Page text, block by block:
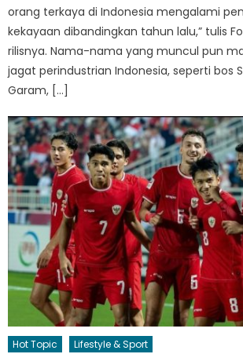
orang terkaya di Indonesia mengalami
kekayaan dibandingkan tahun lalu,” tulis
rilisnya. Nama-nama yang muncul pun
jagat perindustrian Indonesia, seperti bos
Garam, […]
Hot Topic Lifestyle & Sport